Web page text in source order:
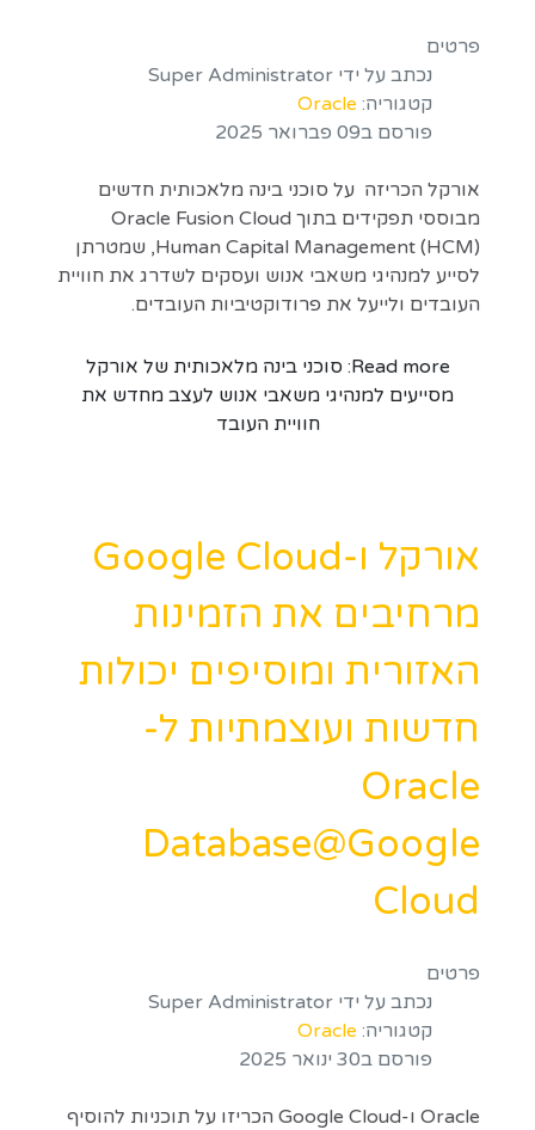
פרטים
נכתב על ידי Super Administrator
קטגוריה: Oracle
פורסם ב09 פברואר 2025
אורקל הכריזה על סוכני בינה מלאכותית חדשים
מבוססי תפקידים בתוך Oracle Fusion Cloud
Human Capital Management (HCM), שמטרתן
לסייע למנהיגי משאבי אנוש ועסקים לשדרג את חוויית
העובדים ולייעל את פרודוקטיביות העובדים.
Read more: סוכני בינה מלאכותית של אורקל
מסייעים למנהיגי משאבי אנוש לעצב מחדש את
חוויית העובד
אורקל ו-Google Cloud
מרחיבים את הזמינות
האזורית ומוסיפים יכולות
חדשות ועוצמתיות ל-
Oracle
Database@Google
Cloud
פרטים
נכתב על ידי Super Administrator
קטגוריה: Oracle
פורסם ב30 ינואר 2025
Oracle ו-Google Cloud הכריזו על תוכניות להוסיף